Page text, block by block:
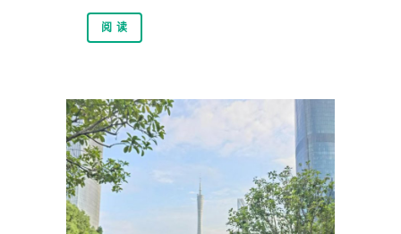
阅 读